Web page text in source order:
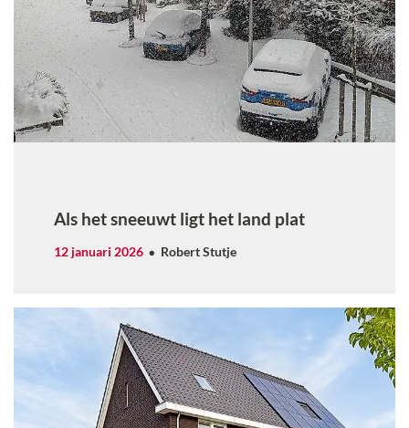
Als het sneeuwt ligt het land plat
12 januari 2026 Robert Stutje